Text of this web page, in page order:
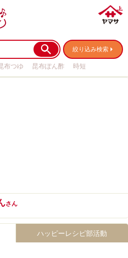
絞り込み検索
布つゆ 昆布ぽん酢
時短
さん
ハッピーレシピ部活動